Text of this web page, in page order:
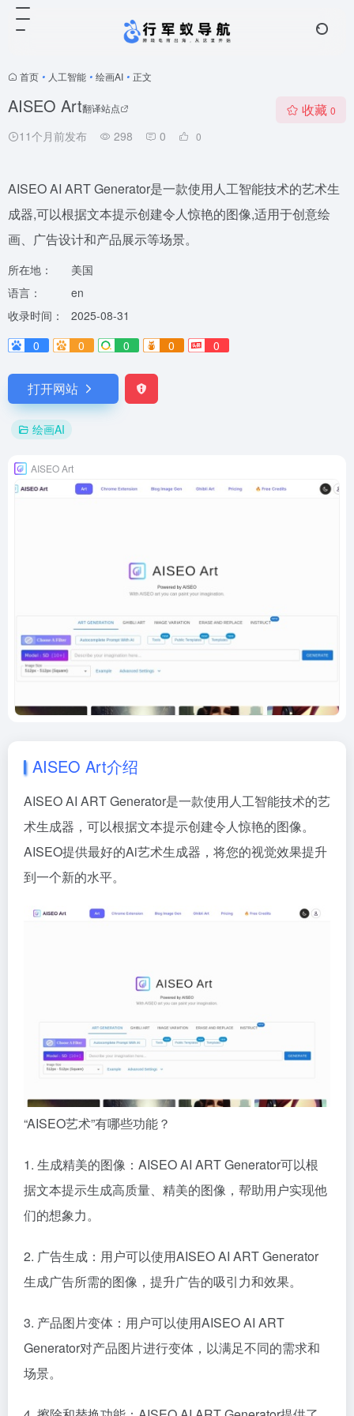
首页 • 人工智能 • 绘画AI • 正文
AISEO Art翻译站点
11个月前发布 298 0 0
收藏 0
AISEO AI ART Generator是一款使用人工智能技术的艺术生
成器,可以根据文本提示创建令人惊艳的图像,适用于创意绘
画、广告设计和产品展示等场景。
所在地：
美国
语言：
en
收录时间：
2025-08-31
0
0 0 0 0
打开网站
绘画AI
AISEO Art
AISEO Art介绍
AISEO AI ART Generator是一款使用人工智能技术的艺
术生成器，可以根据文本提示创建令人惊艳的图像。
AISEO提供最好的Ai艺术生成器，将您的视觉效果提升
到一个新的水平。
“AISEO艺术”有哪些功能？
1. 生成精美的图像：AISEO AI ART Generator可以根
据文本提示生成高质量、精美的图像，帮助用户实现他
们的想象力。
2. 广告生成：用户可以使用AISEO AI ART Generator
生成广告所需的图像，提升广告的吸引力和效果。
3. 产品图片变体：用户可以使用AISEO AI ART
Generator对产品图片进行变体，以满足不同的需求和
场景。